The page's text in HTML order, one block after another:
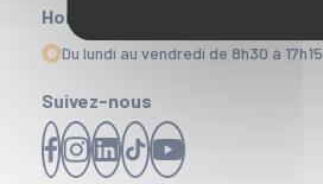
Horaires d'ouvertures
Du lundi au vendredi de 8h30 à 17h15
Suivez-nous